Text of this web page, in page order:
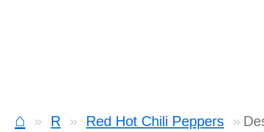
⌂ R Red Hot Chili Peppers